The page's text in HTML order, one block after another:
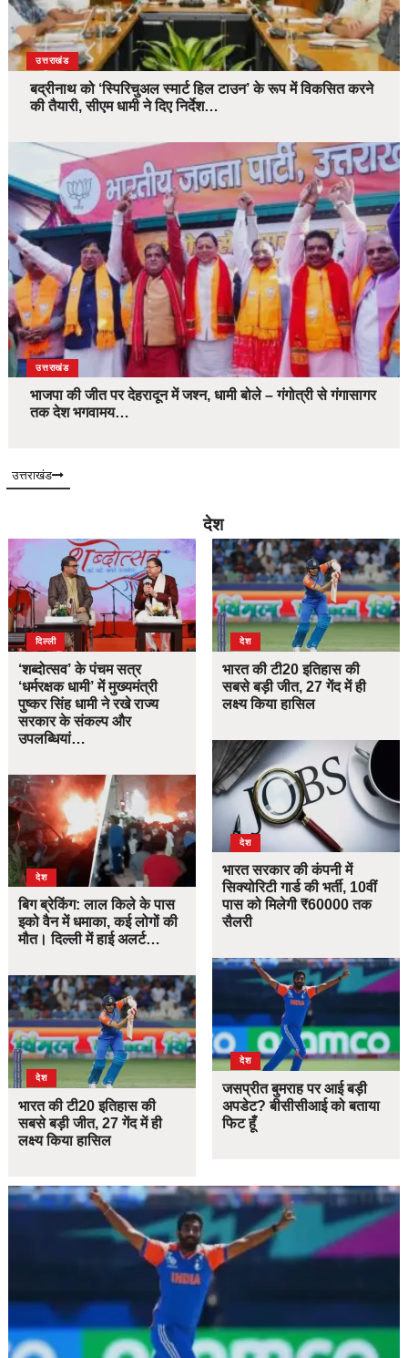
उत्तराखंड
बद्रीनाथ को ‘स्पिरिचुअल स्मार्ट हिल टाउन’ के रूप में विकसित करने
की तैयारी, सीएम धामी ने दिए निर्देश…
उत्तराखंड
भाजपा की जीत पर देहरादून में जश्न, धामी बोले – गंगोत्री से गंगासागर
तक देश भगवामय…
उत्तराखंड
देश
दिल्ली
‘शब्दोत्सव’ के पंचम सत्र
‘धर्मरक्षक धामी’ में मुख्यमंत्री
पुष्कर सिंह धामी ने रखे राज्य
सरकार के संकल्प और
उपलब्धियां…
देश
बिग ब्रेकिंग: लाल किले के पास
इको वैन में धमाका, कई लोगों की
मौत। दिल्ली में हाई अलर्ट…
देश
भारत की टी20 इतिहास की
सबसे बड़ी जीत, 27 गेंद में ही
लक्ष्य किया हासिल
देश
भारत की टी20 इतिहास की
सबसे बड़ी जीत, 27 गेंद में ही
लक्ष्य किया हासिल
देश
भारत सरकार की कंपनी में
सिक्योरिटी गार्ड की भर्ती, 10वीं
पास को मिलेगी ₹60000 तक
सैलरी
देश
जसप्रीत बुमराह पर आई बड़ी
अपडेट? बीसीसीआई को बताया
फिट हूँ